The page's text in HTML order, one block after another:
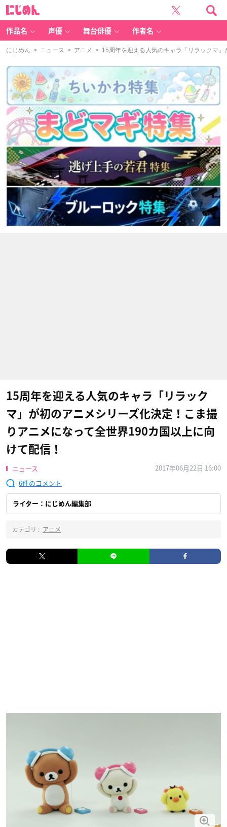
作品名 声優 舞台俳優 作者名
にじめん > ニュース > アニメ > 15周年を迎える人気のキャラ「リラックマ
15周年を迎える人気のキャラ「リラック
マ」が初のアニメシリーズ化決定！こま撮
りアニメになって全世界190カ国以上に向
けて配信！
ニュース
2017年06月22日 16:00
6
ライター：にじめん編集部
カテゴリ : アニメ